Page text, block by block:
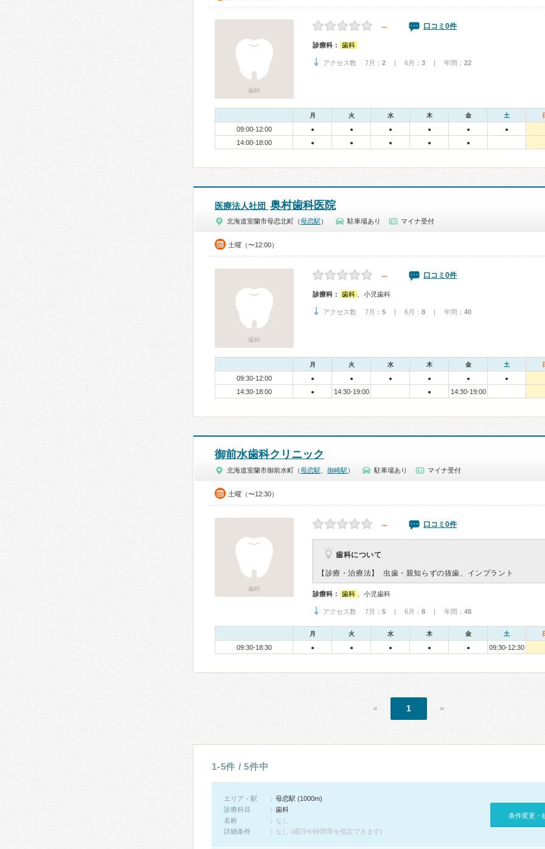
歯科
－ 口コミ0件
診療科： 歯科
アクセス数 7月： 2 | 6月： 3 | 年間： 22
月 火 水 木 金 土
09:00-12:00 ● ● ● ● ● ●
14:00-18:00 ● ● ● ● ●
医療法人社団 奥村歯科医院
北海道室蘭市母恋北町（母恋駅 ） 駐車場あり マイナ受付
土曜（〜12:00）
歯科
－ 口コミ0件
診療科： 歯科 、小児歯科
アクセス数 7月： 5 | 6月： 8 | 年間： 40
月 火 水 木 金 土
09:30-12:00 ● ● ● ● ● ●
14:30-18:00 ● 14:30-19:00 ● 14:30-19:00
御前水歯科クリニック
北海道室蘭市御前水町（母恋駅 御崎駅 ） 駐車場あり マイナ受付
土曜（〜12:30）
歯科
－ 口コミ0件
歯科について
【診療・治療法】 虫歯・親知らずの抜歯、インプラント
診療科： 歯科 、小児歯科
アクセス数 7月： 5 | 6月： 8 | 年間： 48
月 火 水 木 金 土
09:30-18:30 ● ● ● ● ● 09:30-12:30
« 1 »
1-5件 / 5件中
エリア・駅
母恋駅 (1000m)
診療科目
歯科
名称
なし
詳細条件
なし (曜日や時間帯を指定できます)
条件変更・